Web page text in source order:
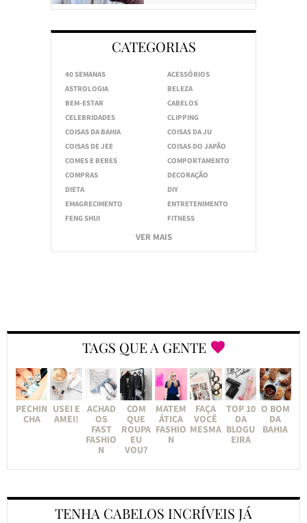
CATEGORIAS
40 SEMANAS
ACESSÓRIOS
ASTROLOGIA
BELEZA
BEM-ESTAR
CABELOS
CELEBRIDADES
CLIPPING
COISAS DA BAHIA
COISAS DA JU
COISAS DE JEE
COISAS DO JAPÃO
COMES E BEBES
COMPORTAMENTO
COMPRAS
DECORAÇÃO
DIETA
DIY
EMAGRECIMENTO
ENTRETENIMENTO
FENG SHUI
FITNESS
VER MAIS
TAGS QUE A GENTE
PECHIN
CHA
USEI E
AMEI!
ACHAD
OS
FAST
FASHIO
N
COM
QUE
ROUPA
EU
VOU?
MATEM
ÁTICA
FASHIO
N
FAÇA
VOCÊ
MESMA
TOP 10
DA
BLOGU
EIRA
O BOM
DA
BAHIA
TENHA CABELOS INCRÍVEIS JÁ